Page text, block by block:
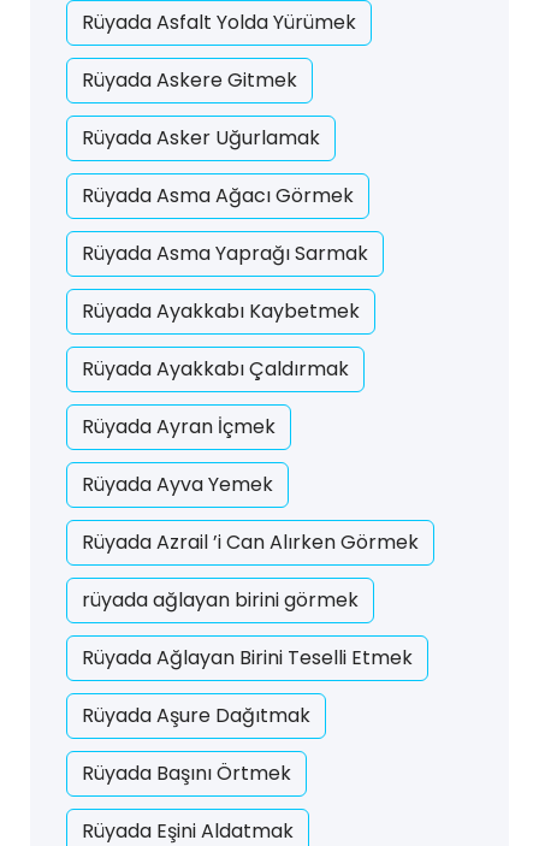
Rüyada Asfalt Yolda Yürümek
Rüyada Askere Gitmek
Rüyada Asker Uğurlamak
Rüyada Asma Ağacı Görmek
Rüyada Asma Yaprağı Sarmak
Rüyada Ayakkabı Kaybetmek
Rüyada Ayakkabı Çaldırmak
Rüyada Ayran İçmek
Rüyada Ayva Yemek
Rüyada Azrail ’i Can Alırken Görmek
rüyada ağlayan birini görmek
Rüyada Ağlayan Birini Teselli Etmek
Rüyada Aşure Dağıtmak
Rüyada Başını Örtmek
Rüyada Eşini Aldatmak